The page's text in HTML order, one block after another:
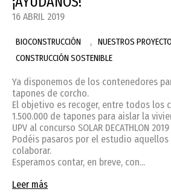
16 ABRIL 2019
BIOCONSTRUCCIÓN , NUESTROS
CONSTRUCCIÓN SOSTENIBLE
Ya disponemos de los contenedores
tapones de corcho.
El objetivo es recoger, entre todos los
1.500.000 de tapones para aislar la
UPV al concurso SOLAR DECATHLON 2019
Podéis pasaros por el estudio
colaborar.
Esperamos contar, en breve, con...
Leer más